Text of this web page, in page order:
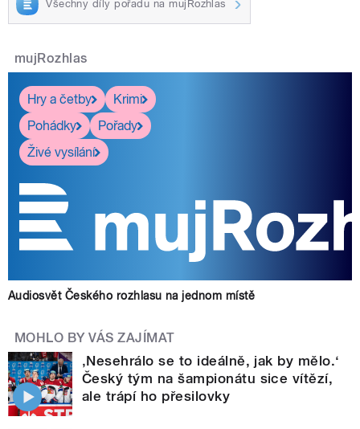
Všechny díly pořadu na mujRozhlas
mujRozhlas
Hry a četby
Krimi
Pohádky
Pořady
Živé vysílání
Audiosvět Českého rozhlasu na jednom místě
MOHLO BY VÁS ZAJÍMAT
‚Nesehrálo se to ideálně, jak by mělo.‘
Český tým na šampionátu sice vítězí,
ale trápí ho přesilovky